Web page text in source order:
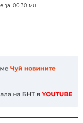
за: 00:30 мин.